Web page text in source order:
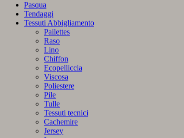
Pasqua
Tendaggi
Tessuti Abbigliamento
Pailettes
Raso
Lino
Chiffon
Ecopelliccia
Viscosa
Poliestere
Pile
Tulle
Tessuti tecnici
Cachemire
Jersey